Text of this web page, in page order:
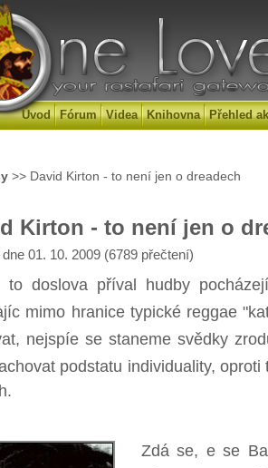
Úvod Fórum Videa Knihovna Přehled
>> David Kirton - to není jen o dreadech
Kirton - to není jen o
01. 10. 2009 (6789 přečtení)
doslova příval hudby
mimo hranice typické reggae
nejspíe se staneme svědky
podstatu individuality,
Zdá se, e se